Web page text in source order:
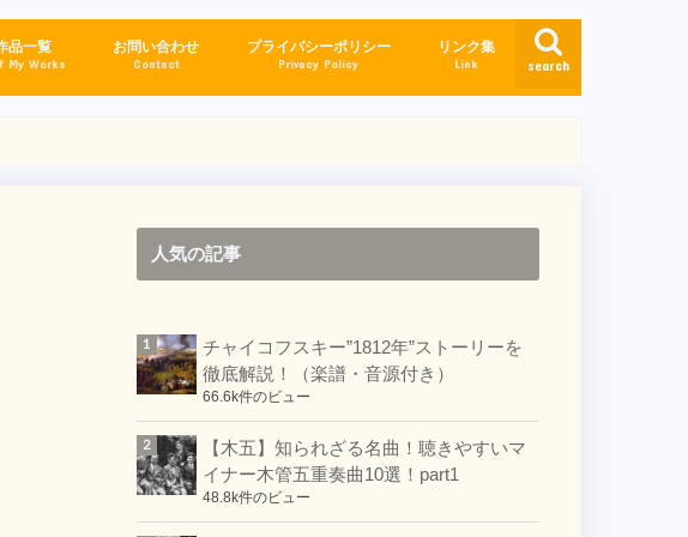
search
品一覧
My Works
お問い合わせ
Contact
プライバシーポリシー
Privacy Policy
リンク集
Link
人気の記事
チャイコフスキー”1812年”ストーリーを
徹底解説！（楽譜・音源付き）
66.6k件のビュー
【木五】知られざる名曲！聴きやすいマ
イナー木管五重奏曲10選！part1
48.8k件のビュー